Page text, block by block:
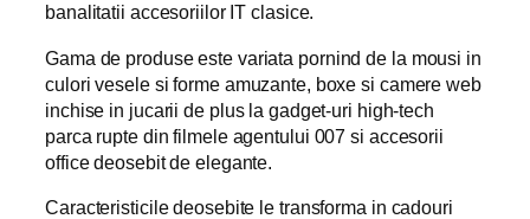
banalitatii accesoriilor IT clasice.
Gama de produse este variata pornind de la mousi in
culori vesele si forme amuzante, boxe si camere web
inchise in jucarii de plus la gadget-uri high-tech
parca rupte din filmele agentului 007 si accesorii
office deosebit de elegante.
Caracteristicile deosebite le transforma in cadouri